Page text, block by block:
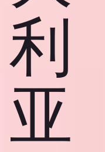
利
亚